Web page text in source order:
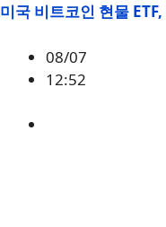
미국 비트코인 현물
08/07
12:52